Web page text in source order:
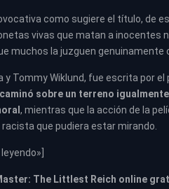
como sugiere el título, de
vivas que matan a inocentes
muchos la juzguen genuinamente
y Tommy Wiklund, fue escrita por
caminó sobre un terreno
, mientras que la acción de la
que pudiera estar mirando.
The Littlest Reich online